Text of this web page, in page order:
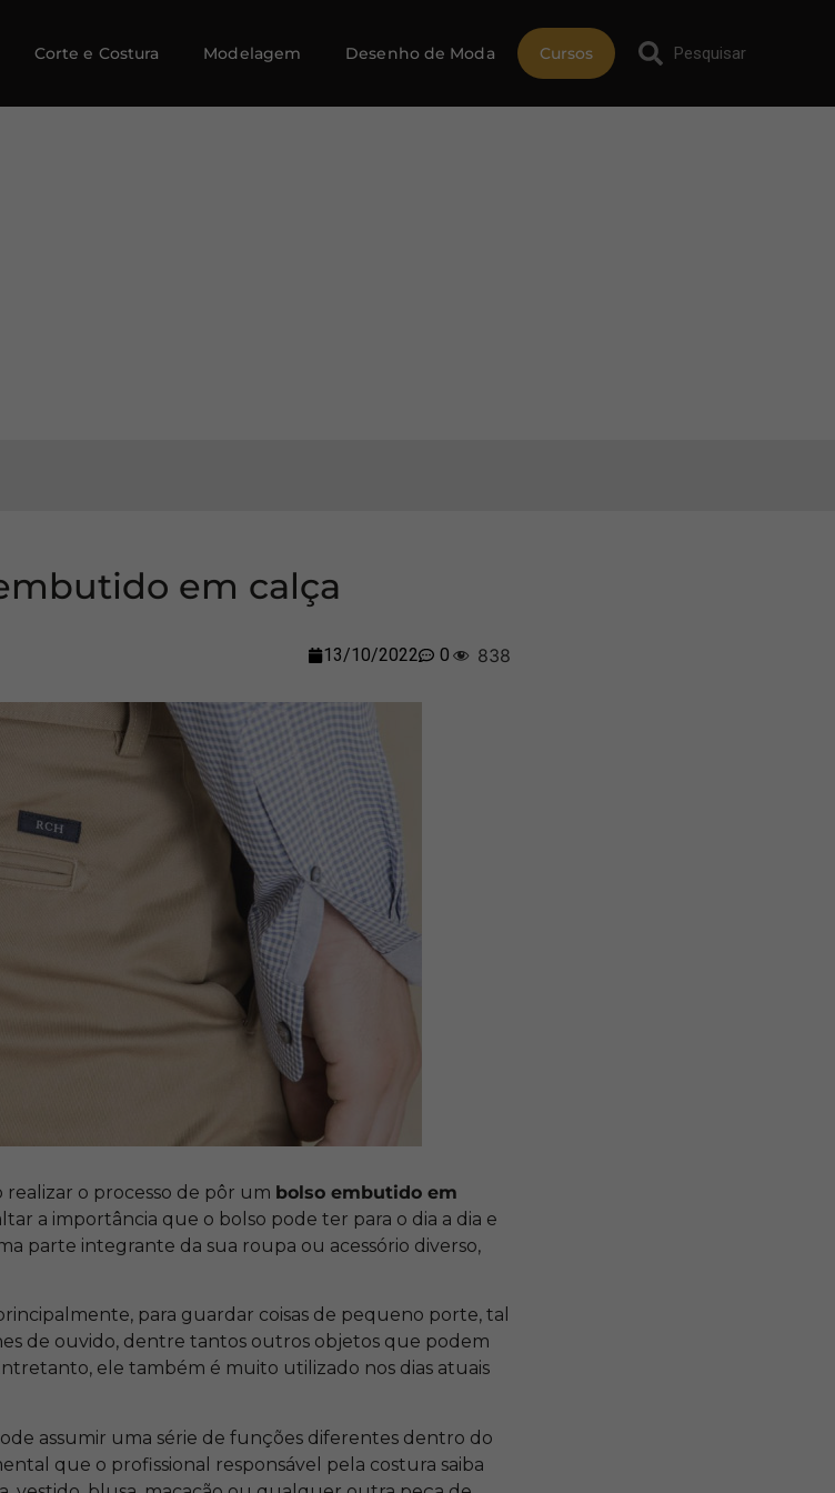
Corte e Costura Modelagem Desenho de Moda Cursos
em calça
13/10/2022 0 838
o processo de pôr um bolso embutido em
a importância que o bolso pode ter para o dia a dia e
parte integrante da sua roupa ou acessório diverso,
para guardar coisas de pequeno porte, tal
de ouvido, dentre tantos outros objetos que podem
ele também é muito utilizado nos dias atuais
assumir uma série de funções diferentes dentro do
que o profissional responsável pela costura saiba